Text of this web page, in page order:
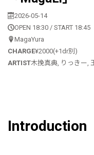
2026-05-14
OPEN 18:30 / START 18:45
MagaYura
CHARGE¥2000(+1dr別)
ARTIST木挽真典, りっきー,
Introduction